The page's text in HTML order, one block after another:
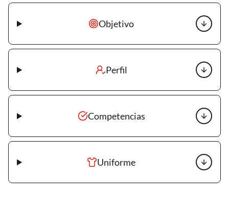
Objetivo
Perfil
Competencias
Uniforme